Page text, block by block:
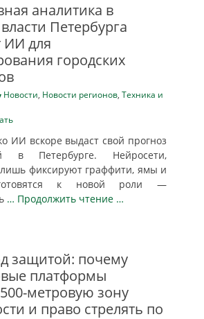
аналитика в
Петербурга
ИИ для
городских
Новости, Новости регионов, Техника и
ИИ вскоре выдаст свой прогноз
в Петербурге. Нейросети,
фиксируют граффити, ямы и
к новой роли —
… Продолжить чтение …
защитой: почему
платформы
метровую зону
и право стрелять по